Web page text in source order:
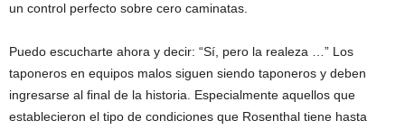
un control perfecto sobre cero caminatas.
Puedo escucharte ahora y decir: “Sí, pero la realeza …” Los
taponeros en equipos malos siguen siendo taponeros y deben
ingresarse al final de la historia. Especialmente aquellos que
establecieron el tipo de condiciones que Rosenthal tiene hasta